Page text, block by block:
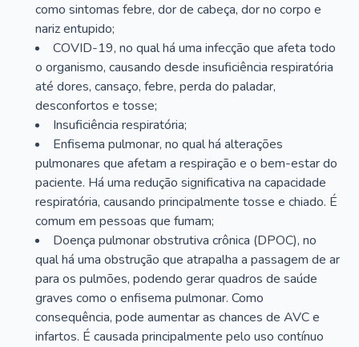
como sintomas febre, dor de cabeça, dor no corpo e
nariz entupido;
COVID-19, no qual há uma infecção que afeta todo
o organismo, causando desde insuficiência respiratória
até dores, cansaço, febre, perda do paladar,
desconfortos e tosse;
Insuficiência respiratória;
Enfisema pulmonar, no qual há alterações
pulmonares que afetam a respiração e o bem-estar do
paciente. Há uma redução significativa na capacidade
respiratória, causando principalmente tosse e chiado. É
comum em pessoas que fumam;
Doença pulmonar obstrutiva crônica (DPOC), no
qual há uma obstrução que atrapalha a passagem de ar
para os pulmões, podendo gerar quadros de saúde
graves como o enfisema pulmonar. Como
consequência, pode aumentar as chances de AVC e
infartos. É causada principalmente pelo uso contínuo